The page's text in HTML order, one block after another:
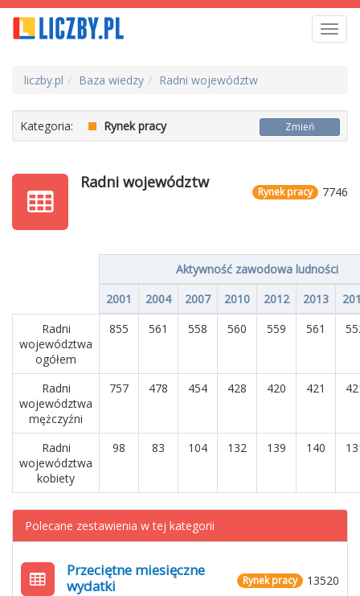
liczby.pl Baza wiedzy Radni województw
Kategoria: Rynek pracy Zmień
7746
Rynek pracy
Radni województw
Aktywność zawodowa ludności
2001
2004 2007 2010 2012 2013
Radni
województwa
ogółem
855 561 558 560 559 561
Radni
województwa
mężczyźni
757 478 454 428 420 421
Radni
województwa
kobiety
98 83 104 132 139 140
Polecane zestawienia w tej kategorii
13520
Rynek pracy
Przeciętne miesięczne
wydatki